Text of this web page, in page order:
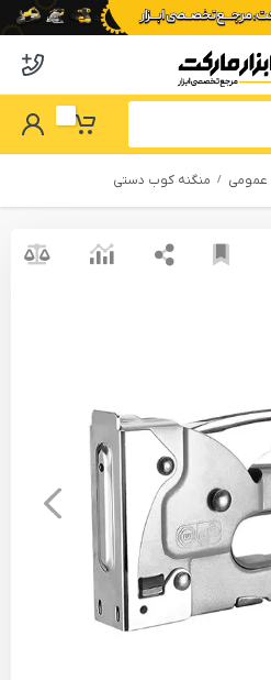
My Basket
Password
عمومی منگنه کوب دستی